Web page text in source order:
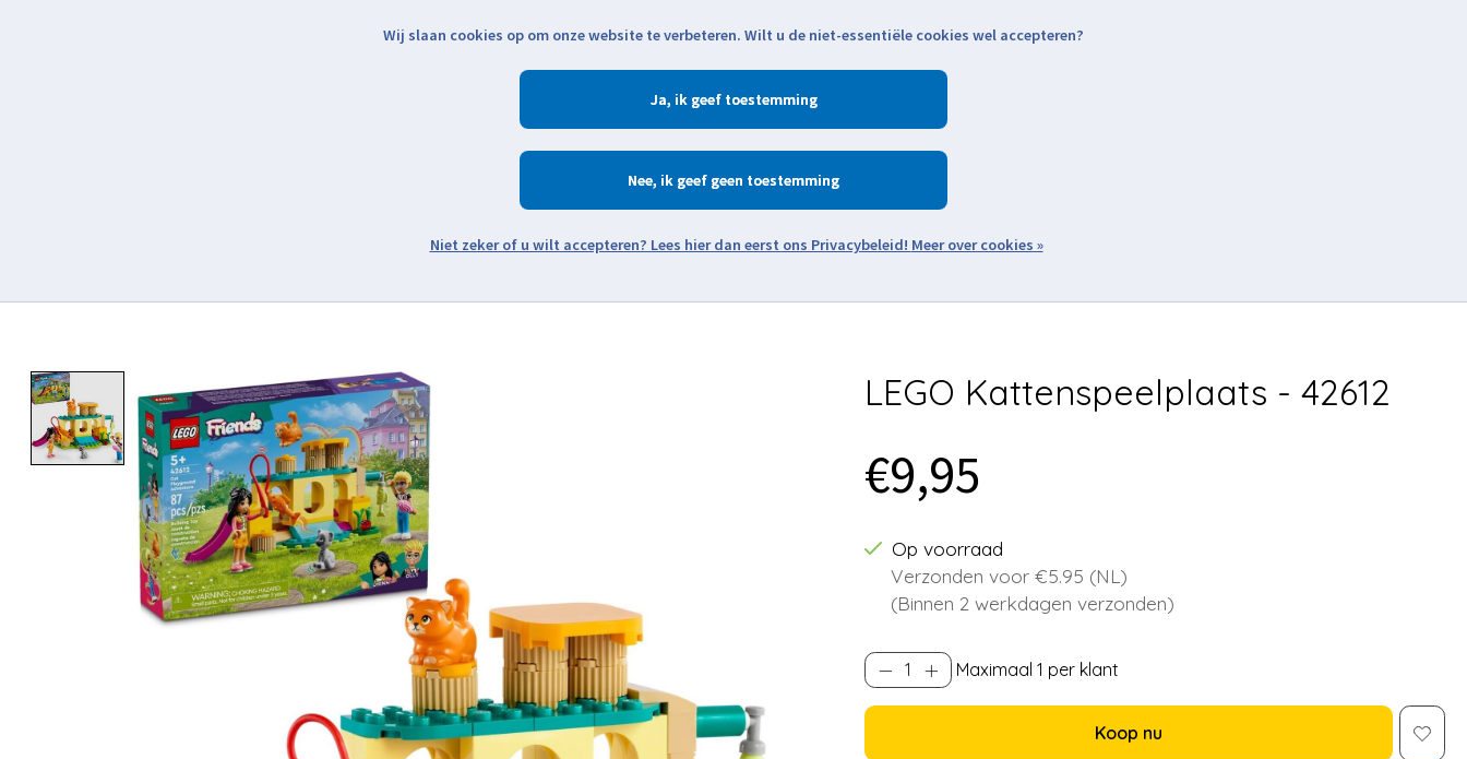
Zoeken
Product image slideshow Items LEGO Kattenspeelplaats - 42612
€9,95
Op voorraad
Verzonden voor €5.95 (NL)
(Binnen 2 werkdagen verzonden)
Maximaal 1 per klant
Koop nu
Wij slaan cookies op om onze website te verbeteren. Wilt u de niet-essentiële cookies wel accepteren?
Ja
Nee
Meer over cookies »